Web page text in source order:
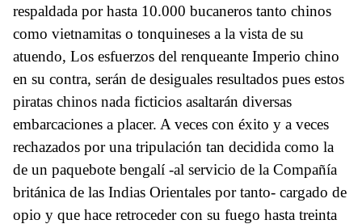
respaldada por hasta 10.000 bucaneros tanto chinos
como vietnamitas o tonquineses a la vista de su
atuendo, Los esfuerzos del renqueante Imperio chino
en su contra, serán de desiguales resultados pues estos
piratas chinos nada ficticios asaltarán diversas
embarcaciones a placer. A veces con éxito y a veces
rechazados por una tripulación tan decidida como la
de un paquebote bengalí -al servicio de la Compañía
británica de las Indias Orientales por tanto- cargado de
opio y que hace retroceder con su fuego hasta treinta